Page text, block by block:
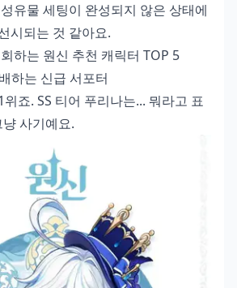
유물 세팅이 완성되지 않은 상태에
시되는 것 같아요.
하는 원신 추천 캐릭터 TOP 5
하는 신급 서포터
죠. SS 티어 푸리나는... 뭐라고 표
사기예요.